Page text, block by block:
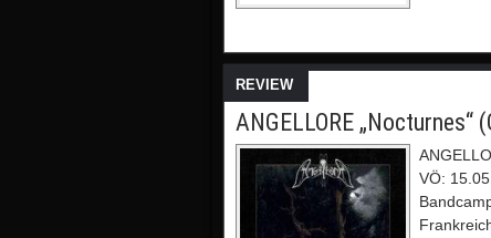
REVIEW
ANGELLORE
VÖ: